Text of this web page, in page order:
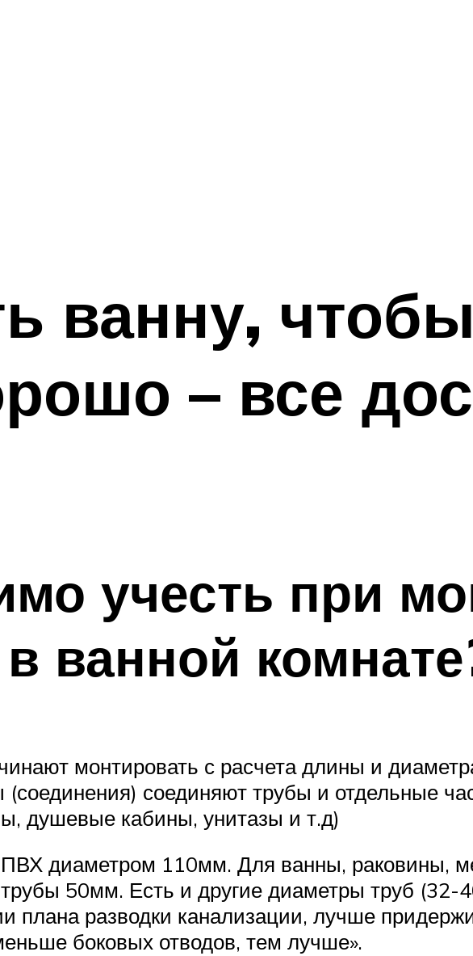
ванну,
– все
учесть при
ванной
монтировать с расчета длины и
соединяют трубы и отдельные
душевые кабины, унитазы и т.д)
диаметром 110мм. Для ванны, раковины,
50мм. Есть и другие диаметры труб (32-
плана разводки канализации, лучше
боковых отводов, тем лучше».